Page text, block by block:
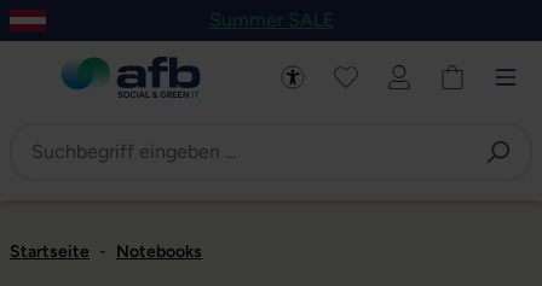
Hauptinhalt springen
Zur Navigation der B2B-Plattform springen
Summer SALE
Startseite - Notebooks